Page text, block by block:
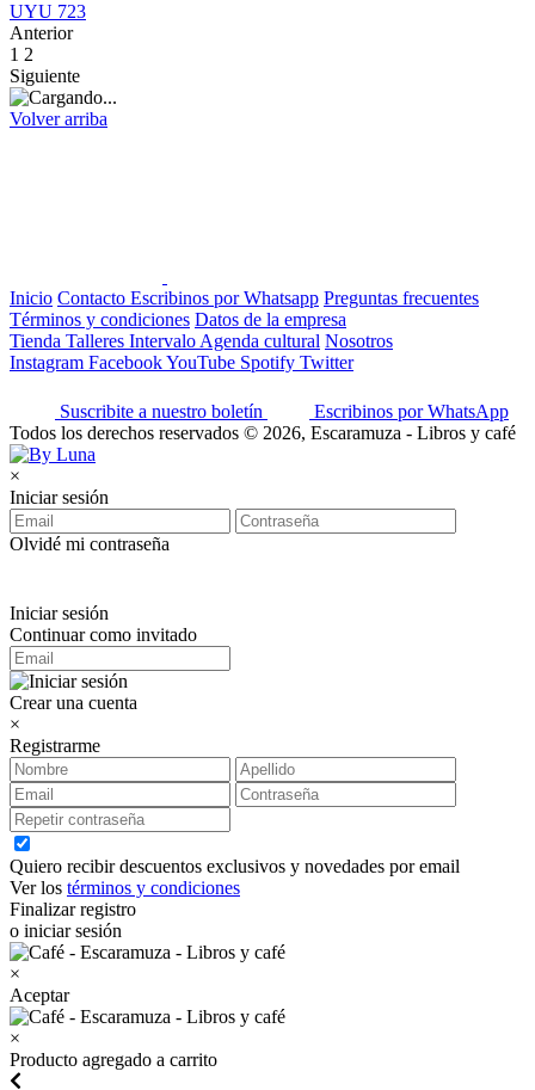
UYU 723
Anterior
1 2
Siguiente
Volver arriba
Inicio Contacto Escribinos por Whatsapp Preguntas frecuentes
Términos y condiciones Datos de la empresa
Tienda Talleres Intervalo Agenda cultural Nosotros
Instagram FacebookYouTube Spotify Twitter
Suscribite a nuestro boletín
Escribinos por WhatsApp
Todos los derechos reservados © 2026, Escaramuza - Libros y café
×
Iniciar sesión
Olvidé mi contraseña
Iniciar sesión
Continuar como invitado
Crear una cuenta
×
Registrarme
Quiero recibir descuentos exclusivos y novedades por email
Ver los términos y condiciones
Finalizar registro
o iniciar sesión
×
Aceptar
×
Producto agregado a carrito